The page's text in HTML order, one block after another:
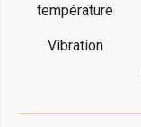
température
Vibration